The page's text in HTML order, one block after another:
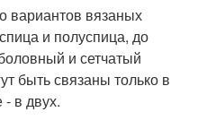
вариантов вязаных
и полуспица, до
и сетчатый
быть связаны только в
в двух.